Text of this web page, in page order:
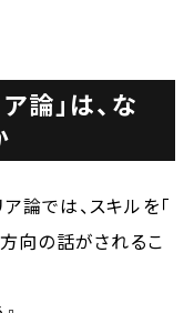
論」は、な
論では、スキルを「
方向の話がされるこ